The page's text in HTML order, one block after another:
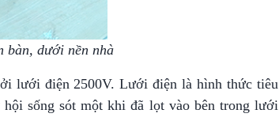
bàn, dưới nền nhà
lưới điện 2500V. Lưới điện là hình thức tiêu
sống sót một khi đã lọt vào bên trong lưới